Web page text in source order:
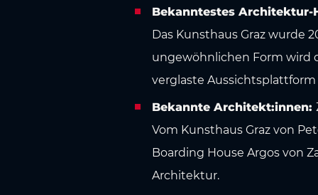
Bekanntestes Architektur-
Das Kunsthaus Graz wurde
ungewöhnlichen Form wird
verglaste
Bekannte Architekt:innen:
Vom Kunsthaus Graz von
Boarding House Argos von
Architektur.